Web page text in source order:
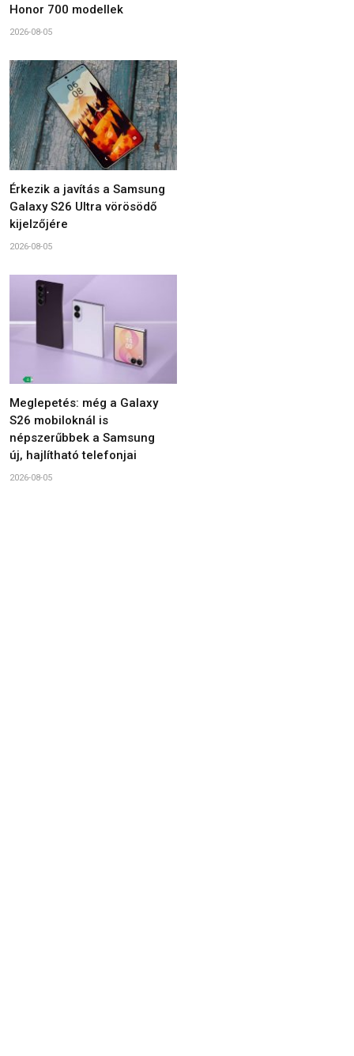
Honor 700 modellek
2026-08-05
Érkezik a javítás a Samsung
Galaxy S26 Ultra vörösödő
kijelzőjére
2026-08-05
Meglepetés: még a Galaxy
S26 mobiloknál is
népszerűbbek a Samsung
új, hajlítható telefonjai
2026-08-05